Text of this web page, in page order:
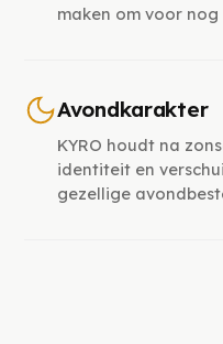
maken om voor
Avondkarakter
KYRO houdt na
identiteit en
gezellige